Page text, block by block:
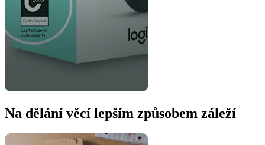
Na dělání věcí lepším způsobem záleží